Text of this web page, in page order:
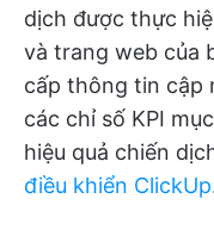
dịch được thực
và trang web của
cấp thông tin cập
các chỉ số KPI
hiệu quả chiến
điều khiển ClickUp